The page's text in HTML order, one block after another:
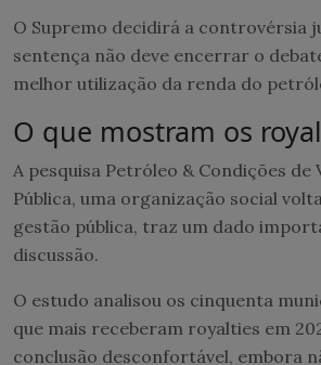
O Supremo decidirá a controvérsia
sentença não deve encerrar o
melhor utilização da renda do
O que mostram os
A pesquisa Petróleo & Condições de
Pública, uma organização social
gestão pública, traz um dado
discussão.
O estudo analisou os cinquenta
que mais receberam royalties em
conclusão desconfortável, embora